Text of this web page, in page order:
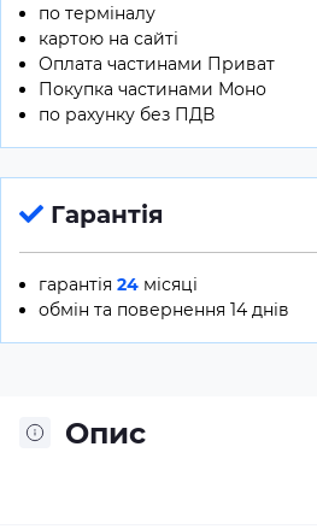
по терміналу
картою на сайті
Оплата частинами Приват
Покупка частинами Моно
по рахунку без ПДВ
Гарантія
гарантія 24 місяці
обмін та повернення 14 днів
Опис